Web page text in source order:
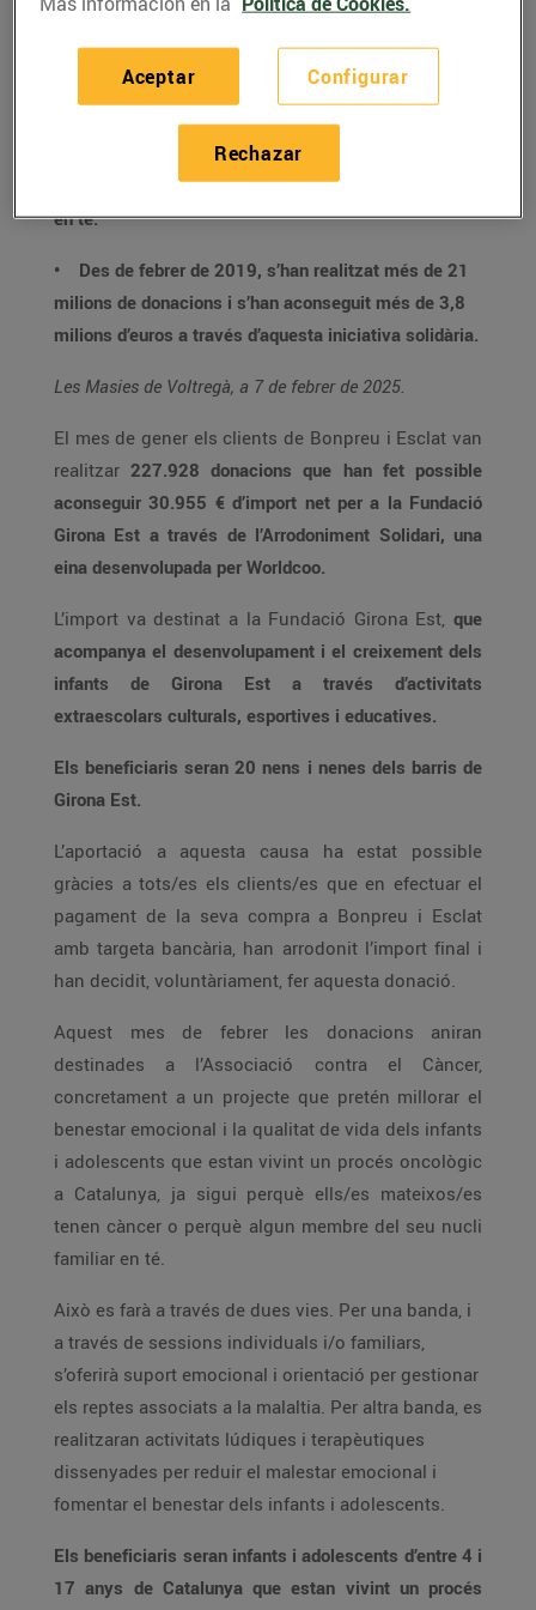
concretament a un projecte que pretén millorar el
benestar emocional i la qualitat de vida dels infants i
adolescents que estan vivint un procés oncològic a
Catalunya, ja sigui perquè ells/es mateixos/es tenen
càncer o perquè algun membre del seu nucli familiar
en té.
• Des de febrer de 2019, s’han realitzat més de 21
milions de donacions i s’han aconseguit més de 3,8
milions d’euros a través d’aquesta iniciativa solidària.
Les Masies de Voltregà, a 7 de febrer de 2025.
El mes de gener els clients de Bonpreu i Esclat van
realitzar 227.928 donacions que han fet possible
aconseguir 30.955 € d’import net per a la Fundació
Girona Est a través de l’Arrodoniment Solidari, una
eina desenvolupada per Worldcoo.
L’import va destinat a la Fundació Girona Est, que
acompanya el desenvolupament i el creixement dels
infants de Girona Est a través d’activitats
extraescolars culturals, esportives i educatives.
Els beneficiaris seran 20 nens i nenes dels barris de
Girona Est.
L’aportació a aquesta causa ha estat possible
gràcies a tots/es els clients/es que en efectuar el
pagament de la seva compra a Bonpreu i Esclat
amb targeta bancària, han arrodonit l’import final i
han decidit, voluntàriament, fer aquesta donació.
Aquest mes de febrer les donacions aniran
destinades a l’Associació contra el Càncer,
concretament a un projecte que pretén millorar el
benestar emocional i la qualitat de vida dels infants
i adolescents que estan vivint un procés oncològic
a Catalunya, ja sigui perquè ells/es mateixos/es
tenen càncer o perquè algun membre del seu nucli
familiar en té.
Això es farà a través de dues vies. Per una banda, i
a través de sessions individuals i/o familiars,
s’oferirà suport emocional i orientació per gestionar
els reptes associats a la malaltia. Per altra banda, es
realitzaran activitats lúdiques i terapèutiques
dissenyades per reduir el malestar emocional i
fomentar el benestar dels infants i adolescents.
Els beneficiaris seran infants i adolescents d’entre 4 i
17 anys de Catalunya que estan vivint un procés
Configurar
Rechazar
Aceptar